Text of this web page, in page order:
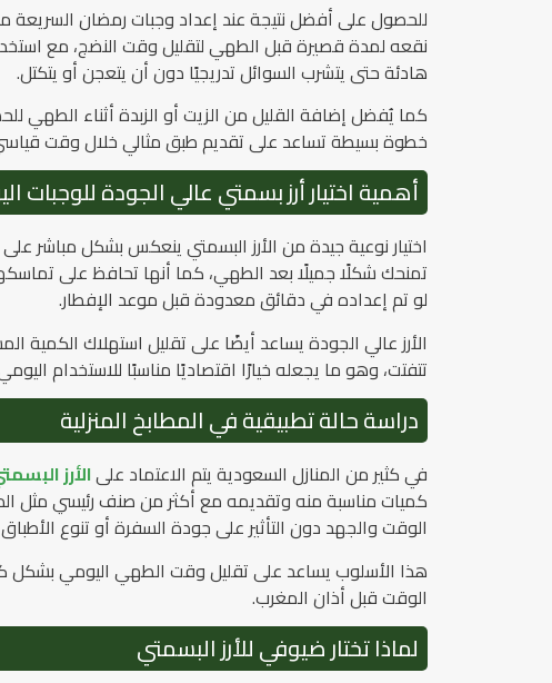
للحصول على أفضل نتيجة عند إعداد وجبات رمضان السريعة
نقعه لمدة قصيرة قبل الطهي لتقليل وقت النضج، مع
هادئة حتى يتشرب السوائل تدريجيًا دون أن يتعجن أو يتكتل.
كما يُفضل إضافة القليل من الزيت أو الزبدة أثناء
خطوة بسيطة تساعد على تقديم طبق مثالي خلال وقت قياسي
أهمية اختيار أرز بسمتي عالي الجودة للوجبات
اختيار نوعية جيدة من الأرز البسمتي ينعكس بشكل مباشر
تمنحك شكلًا جميلًا بعد الطهي، كما أنها تحافظ على
لو تم إعداده في دقائق معدودة قبل موعد الإفطار.
الأرز عالي الجودة يساعد أيضًا على تقليل استهلاك
تتفتت، وهو ما يجعله خيارًا اقتصاديًا مناسبًا للاستخدام
دراسة حالة تطبيقية في المطابخ المنزلية
في كثير من المنازل السعودية يتم الاعتماد علىالأرز
كميات مناسبة منه وتقديمه مع أكثر من صنف رئيسي مثل
الوقت والجهد دون التأثير على جودة السفرة أو تنوع
هذا الأسلوب يساعد على تقليل وقت الطهي اليومي بشكل
الوقت قبل أذان المغرب.
لماذا تختار ضيوفي للأرز البسمتي